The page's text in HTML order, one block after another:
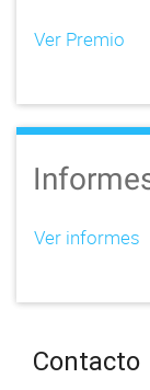
Ver Premio
Ver informes
Contacto